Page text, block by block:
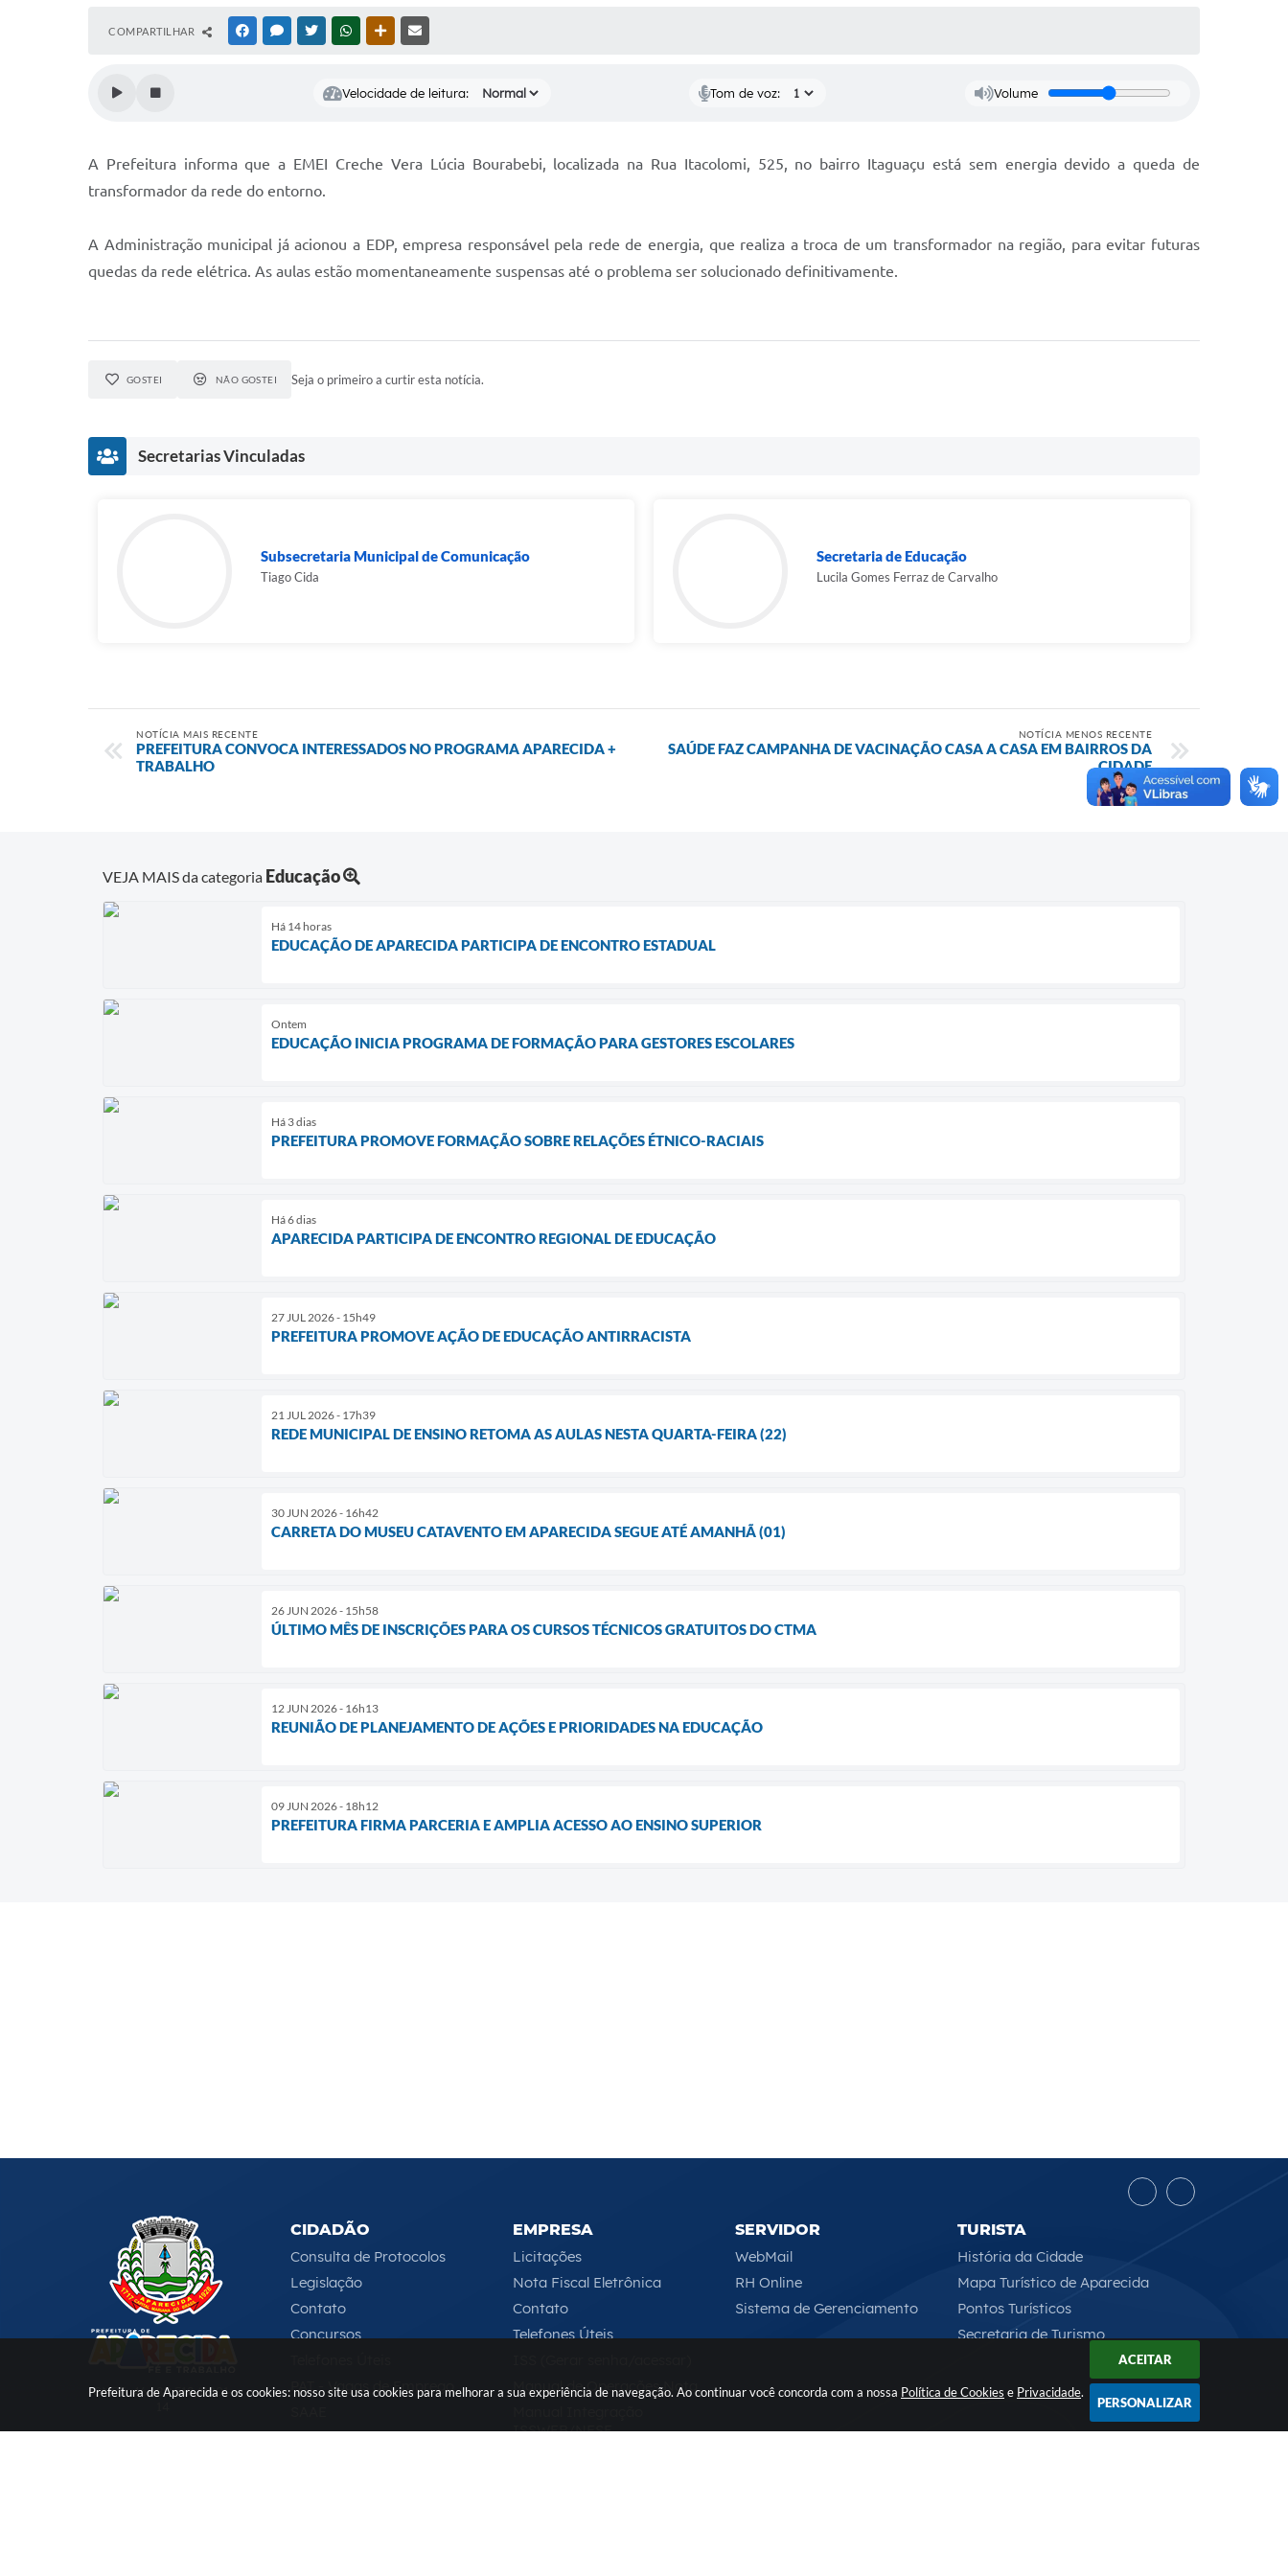
Prefeitura de Aparecida e os cookies: nosso site usa cookies para melhorar a sua experiência de navegação. Ao continuar você concorda com a nossa Política de Cookies e Privacidade.
ACEITAR
PERSONALIZAR
COMPARTILHAR FACEBOOKMESSENGER
TWITTERWHATSAPPOUTRAS MÍDIAS
Velocidade de leitura: Tom de voz: Volume
A Prefeitura informa que a EMEI Creche Vera Lúcia Bourabebi, localizada na Rua Itacolomi, 525, no bairro Itaguaçu está sem energia devido a queda de
transformador da rede do entorno.
A Administração municipal já acionou a EDP, empresa responsável pela rede de energia, que realiza a troca de um transformador na região, para evitar futuras
quedas da rede elétrica. As aulas estão momentaneamente suspensas até o problema ser solucionado definitivamente.
GOSTEI NÃO GOSTEI Seja o primeiro a curtir esta notícia.
Secretarias Vinculadas
Subsecretaria Municipal de Comunicação
Tiago Cida
Secretaria de Educação
Lucila Gomes Ferraz de Carvalho
NOTÍCIA MAIS RECENTE
PREFEITURA CONVOCA INTERESSADOS NO PROGRAMA APARECIDA +
TRABALHO
NOTÍCIA MENOS RECENTE
SAÚDE FAZ CAMPANHA DE VACINAÇÃO CASA A CASA EM BAIRROS DA
CIDADE
VEJA MAIS da categoria Educação
Há 14 horas
EDUCAÇÃO DE APARECIDA PARTICIPA DE ENCONTRO ESTADUAL
Ontem
EDUCAÇÃO INICIA PROGRAMA DE FORMAÇÃO PARA GESTORES ESCOLARES
Há 3 dias
PREFEITURA PROMOVE FORMAÇÃO SOBRE RELAÇÕES ÉTNICO-RACIAIS
Há 6 dias
APARECIDA PARTICIPA DE ENCONTRO REGIONAL DE EDUCAÇÃO
27 JUL 2026 - 15h49
PREFEITURA PROMOVE AÇÃO DE EDUCAÇÃO ANTIRRACISTA
21 JUL 2026 - 17h39
REDE MUNICIPAL DE ENSINO RETOMA AS AULAS NESTA QUARTA-FEIRA (22)
30 JUN 2026 - 16h42
CARRETA DO MUSEU CATAVENTO EM APARECIDA SEGUE ATÉ AMANHÃ (01)
26 JUN 2026 - 15h58
ÚLTIMO MÊS DE INSCRIÇÕES PARA OS CURSOS TÉCNICOS GRATUITOS DO CTMA
12 JUN 2026 - 16h13
REUNIÃO DE PLANEJAMENTO DE AÇÕES E PRIORIDADES NA EDUCAÇÃO
09 JUN 2026 - 18h12
PREFEITURA FIRMA PARCERIA E AMPLIA ACESSO AO ENSINO SUPERIOR
CNPJ: 46.680.518/0001-
CIDADÃO
Consulta de Protocolos
Legislação
Contato
Concursos
PAT - Vagas de Emprego
Serviços Online
EMPRESA
Licitações
Nota Fiscal Eletrônica
Contato
Telefones Úteis
Manual de Operações Nota
ISSWEB/NFSE
SERVIDOR
WebMail
RH Online
Sistema de Gerenciamento
TURISTA
História da Cidade
Mapa Turístico de Aparecida
Pontos Turísticos
Secretaria de Turismo